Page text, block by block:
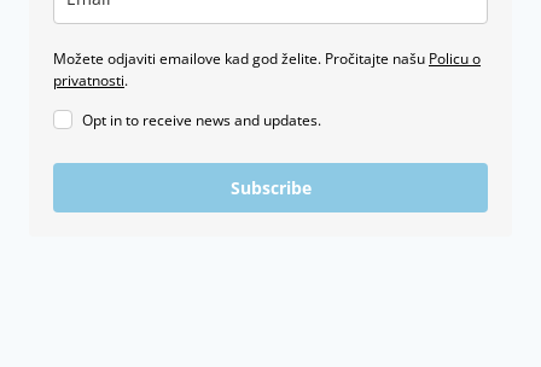
Možete odjaviti emailove kad god želite. Pročitajte našu Policu o
privatnosti.
Opt in to receive news and updates.
Subscribe